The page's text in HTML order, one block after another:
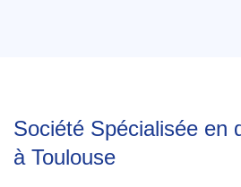
Société Spécialisée en
à Toulouse